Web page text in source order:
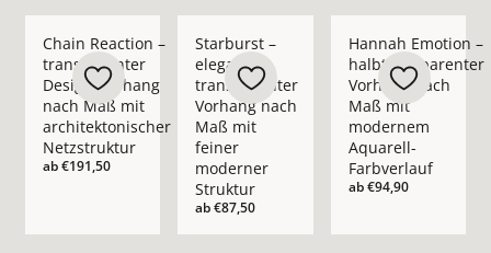
Chain Reaction –
transparenter
Design-Vorhang
nach Maß mit
architektonischer
Netzstruktur
ab€191,50
Starburst –
eleganter
transparenter
Vorhang nach
Maß mit
feiner
moderner
Struktur
ab€87,50
Hannah Emotion –
halbtransparenter
Vorhang nach
Maß mit
modernem
Aquarell-
Farbverlauf
ab€94,90